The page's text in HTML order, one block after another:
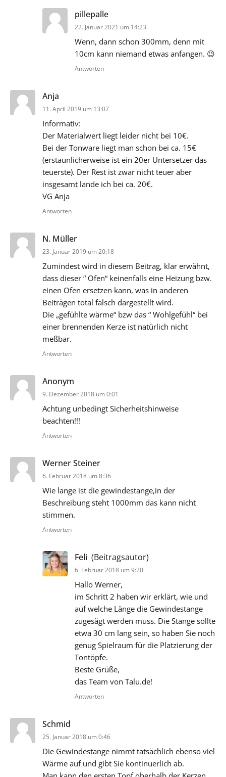
pillepalle
22. Januar 2021 um 14:23
Wenn, dann schon 300mm, denn mit
10cm kann niemand etwas anfangen. 😉
Antworten
Anja
11. April 2019 um 13:07
Informativ:
Der Materialwert liegt leider nicht bei 10€.
Bei der Tonware liegt man schon bei ca. 15€
(erstaunlicherweise ist ein 20er Untersetzer das
teuerste). Der Rest ist zwar nicht teuer aber
insgesamt lande ich bei ca. 20€.
VG Anja
Antworten
N. Müller
23. Januar 2019 um 20:18
Zumindest wird in diesem Beitrag, klar erwähnt,
dass dieser “ Ofen“ keinenfalls eine Heizung bzw.
einen Ofen ersetzen kann, was in anderen
Beiträgen total falsch dargestellt wird.
Die „gefühlte wärme“ bzw das “ Wohlgefühl“ bei
einer brennenden Kerze ist natürlich nicht
meßbar.
Antworten
Anonym
9. Dezember 2018 um 0:01
Achtung unbedingt Sicherheitshinweise
beachten!!!
Antworten
Werner Steiner
6. Februar 2018 um 8:36
Wie lange ist die gewindestange,in der
Beschreibung steht 1000mm das kann nicht
stimmen.
Antworten
Feli (Beitragsautor)
6. Februar 2018 um 9:20
Hallo Werner,
im Schritt 2 haben wir erklärt, wie und
auf welche Länge die Gewindestange
zugesägt werden muss. Die Stange sollte
etwa 30 cm lang sein, so haben Sie noch
genug Spielraum für die Platzierung der
Tontöpfe.
Beste Grüße,
das Team von Talu.de!
Antworten
Schmid
25. Januar 2018 um 0:46
Die Gewindestange nimmt tatsächlich ebenso viel
Wärme auf und gibt Sie kontinuerlich ab.